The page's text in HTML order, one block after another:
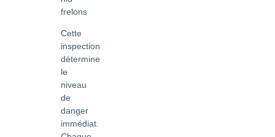
Cette
inspection
détermine
le
niveau
de
danger
immédiat.